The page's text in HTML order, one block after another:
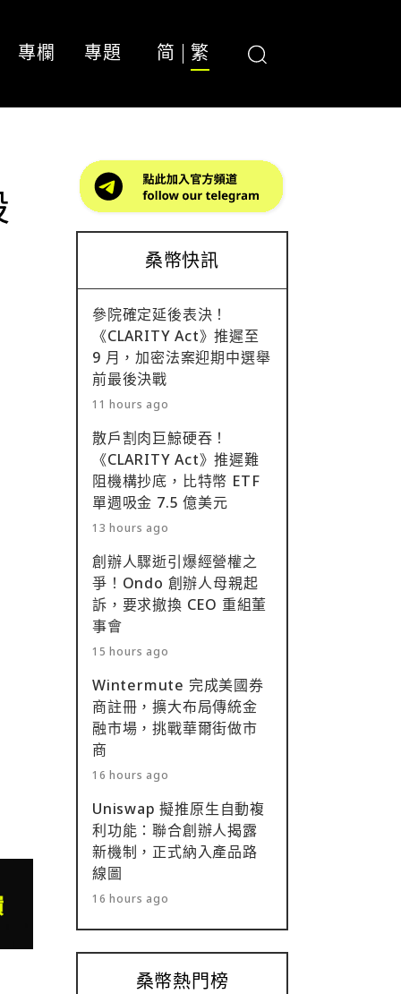
專欄 專題 简 繁
桑幣快訊
參院確定延後表決！
《CLARITY Act》推遲至
9 月，加密法案迎期中選舉
前最後決戰
11 hours ago
散戶割肉巨鯨硬吞！
《CLARITY Act》推遲難
阻機構抄底，比特幣 ETF
單週吸金 7.5 億美元
13 hours ago
創辦人驟逝引爆經營權之
爭！Ondo 創辦人母親起
訴，要求撤換 CEO 重組董
事會
15 hours ago
Wintermute 完成美國券
商註冊，擴大布局傳統金
融市場，挑戰華爾街做市
商
16 hours ago
Uniswap 擬推原生自動複
利功能：聯合創辦人揭露
新機制，正式納入產品路
線圖
16 hours ago
桑幣熱門榜